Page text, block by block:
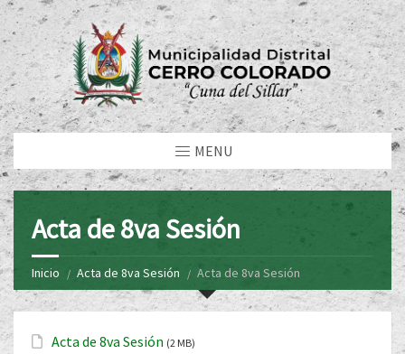
MENU
Acta de 8va Sesión
Inicio Acta de 8va Sesión Acta de 8va Sesión
Acta de 8va Sesión (2 MB)